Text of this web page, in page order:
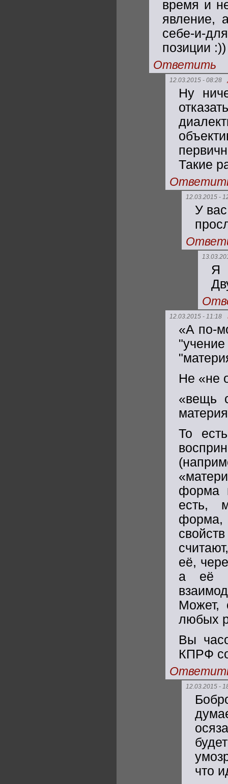
время и
явление,
себе-и-
позиции
Ответить
12.03.2015 - 08:28
Ну
Такие
12.03.2015 -
У
Я
12.03.2015 - 11:18
«А по-
Не «не
«вещь
То
форма
есть,
форма,
её,
а её
Может,
любых
Вы
КПРФ
12.03.2015 -
что